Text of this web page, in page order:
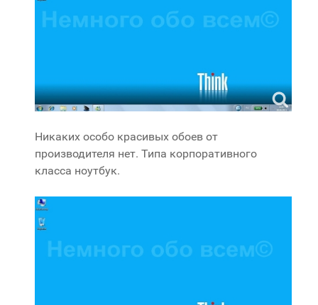
Никаких особо красивых обоев от
производителя нет. Типа корпоративного
класса ноутбук.